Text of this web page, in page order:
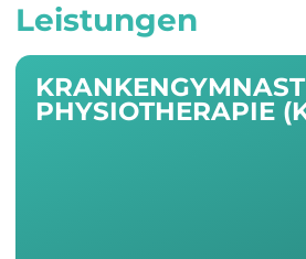
Leistungen
PHYSIOTHERAPIE